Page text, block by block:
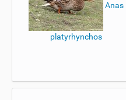
Anas
platyrhynchos